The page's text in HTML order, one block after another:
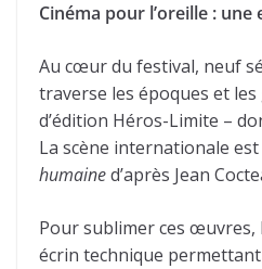
Cinéma pour l’oreille :
Au cœur du festival, neuf
traverse les époques et les
d’édition Héros-Limite –
La scène internationale
humained’après Jean
Pour sublimer ces œuvres,
écrin technique